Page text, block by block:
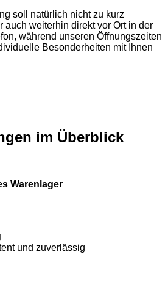
soll natürlich nicht zu kurz
auch weiterhin direkt vor Ort in der
während unseren Öffnungszeiten
Besonderheiten mit Ihnen
im Überblick
Warenlager
und zuverlässig